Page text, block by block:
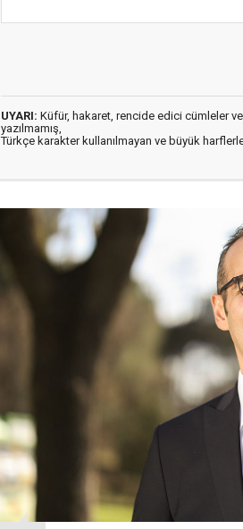
UYARI: Küfür, hakaret, rencide edici cümleler
yazılmamış,
Türkçe karakter kullanılmayan ve büyük